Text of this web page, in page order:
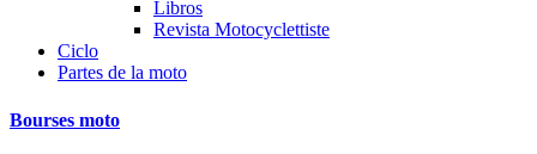
Libros
Revista Motocyclettiste
Ciclo
Partes de la moto
Bourses moto